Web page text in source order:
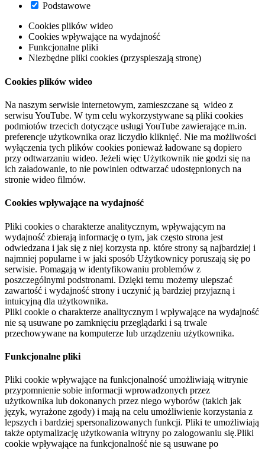
Podstawowe
Cookies plików wideo
Cookies wpływające na wydajność
Funkcjonalne pliki
Niezbędne pliki cookies (przyspieszają stronę)
Cookies plików wideo
Na naszym serwisie internetowym, zamieszczane są wideo z
serwisu YouTube. W tym celu wykorzystywane są pliki cookies
podmiotów trzecich dotyczące usługi YouTube zawierające m.in.
preferencje użytkownika oraz liczydło kliknięć. Nie ma możliwości
wyłączenia tych plików cookies ponieważ ładowane są dopiero
przy odtwarzaniu wideo. Jeżeli więc Użytkownik nie godzi się na
ich załadowanie, to nie powinien odtwarzać udostępnionych na
stronie wideo filmów.
Cookies wpływające na wydajność
Pliki cookies o charakterze analitycznym, wpływającym na
wydajność zbierają informację o tym, jak często strona jest
odwiedzana i jak się z niej korzysta np. które strony są najbardziej i
najmniej popularne i w jaki sposób Użytkownicy poruszają się po
serwisie. Pomagają w identyfikowaniu problemów z
poszczególnymi podstronami. Dzięki temu możemy ulepszać
zawartość i wydajność strony i uczynić ją bardziej przyjazną i
intuicyjną dla użytkownika.
Pliki cookie o charakterze analitycznym i wpływające na wydajność
nie są usuwane po zamknięciu przeglądarki i są trwale
przechowywane na komputerze lub urządzeniu użytkownika.
Funkcjonalne pliki
Pliki cookie wpływające na funkcjonalność umożliwiają witrynie
przypomnienie sobie informacji wprowadzonych przez
użytkownika lub dokonanych przez niego wyborów (takich jak
język, wyrażone zgody) i mają na celu umożliwienie korzystania z
lepszych i bardziej spersonalizowanych funkcji. Pliki te umożliwiają
także optymalizację użytkowania witryny po zalogowaniu się.Pliki
cookie wpływające na funkcjonalność nie są usuwane po